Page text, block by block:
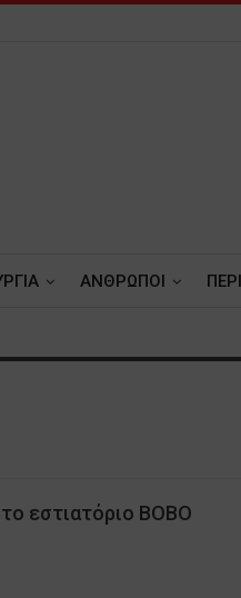
ΑΝΘΡΩΠΟΙ
εστιατόριο BOBO